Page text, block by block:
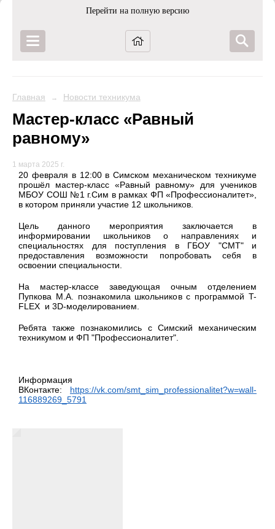
Перейти на полную версию
Главная → Новости техникума
Мастер-класс «Равный
равному»
1 марта 2025 г.
20 февраля в 12:00 в Симском механическом техникуме
прошёл мастер-класс «Равный равному» для учеников
МБОУ СОШ №1 г.Сим в рамках ФП «Профессионалитет»,
в котором приняли участие 12 школьников.
Цель данного мероприятия заключается в
информировании школьников о направлениях и
специальностях для поступления в ГБОУ "СМТ" и
предоставления возможности попробовать себя в
освоении специальности.
На мастер-классе заведующая очным отделением
Пупкова М.А. познакомила школьников с программой T-
FLEX и 3D-моделированием.
Ребята также познакомились с Симский механическим
техникумом и ФП "Профессионалитет".
Информация
ВКонтакте: https://vk.com/smt_sim_professionalitet?w=wall-
116889269_5791